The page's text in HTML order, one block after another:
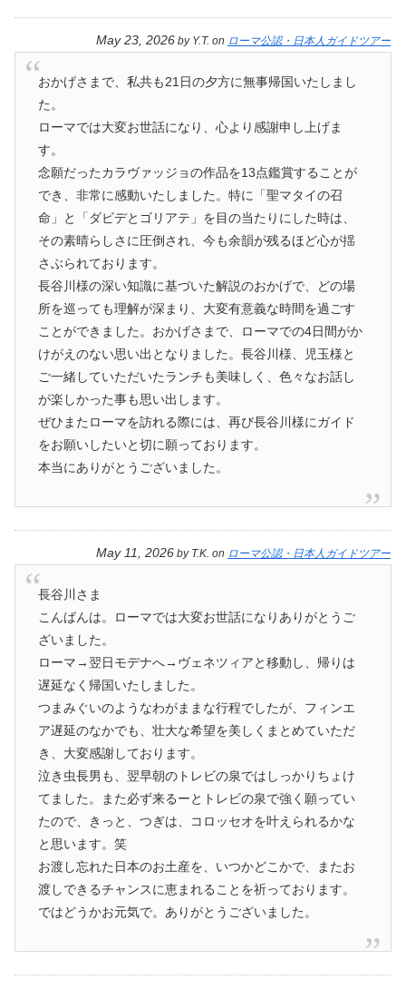
May 23, 2026 by Y.T. on ローマ公認・日本人ガイドツアー
おかげさまで、私共も21日の夕方に無事帰国いたしまし
た。
ローマでは大変お世話になり、心より感謝申し上げま
す。
念願だったカラヴァッジョの作品を13点鑑賞することが
でき、非常に感動いたしました。特に「聖マタイの召
命」と「ダビデとゴリアテ」を目の当たりにした時は、
その素晴らしさに圧倒され、今も余韻が残るほど心が揺
さぶられております。
長谷川様の深い知識に基づいた解説のおかげで、どの場
所を巡っても理解が深まり、大変有意義な時間を過ごす
ことができました。おかげさまで、ローマでの4日間がか
けがえのない思い出となりました。長谷川様、児玉様と
ご一緒していただいたランチも美味しく、色々なお話し
が楽しかった事も思い出します。
ぜひまたローマを訪れる際には、再び長谷川様にガイド
をお願いしたいと切に願っております。
本当にありがとうございました。
May 11, 2026 by T.K. on ローマ公認・日本人ガイドツアー
長谷川さま
こんばんは。ローマでは大変お世話になりありがとうご
ざいました。
ローマ→翌日モデナへ→ヴェネツィアと移動し、帰りは
遅延なく帰国いたしました。
つまみぐいのようなわがままな行程でしたが、フィンエ
ア遅延のなかでも、壮大な希望を美しくまとめていただ
き、大変感謝しております。
泣き虫長男も、翌早朝のトレビの泉ではしっかりちょけ
てました。また必ず来るーとトレビの泉で強く願ってい
たので、きっと、つぎは、コロッセオを叶えられるかな
と思います。笑
お渡し忘れた日本のお土産を、いつかどこかで、またお
渡しできるチャンスに恵まれることを祈っております。
ではどうかお元気で。ありがとうございました。